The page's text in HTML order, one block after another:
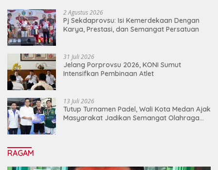
2 Agustus 2026
Pj Sekdaprovsu: Isi Kemerdekaan Dengan
Karya, Prestasi, dan Semangat Persatuan
31 Juli 2026
Jelang Porprovsu 2026, KONI Sumut
Intensifkan Pembinaan Atlet
13 Juli 2026
Tutup Turnamen Padel, Wali Kota Medan Ajak
Masyarakat Jadikan Semangat Olahraga
RAGAM